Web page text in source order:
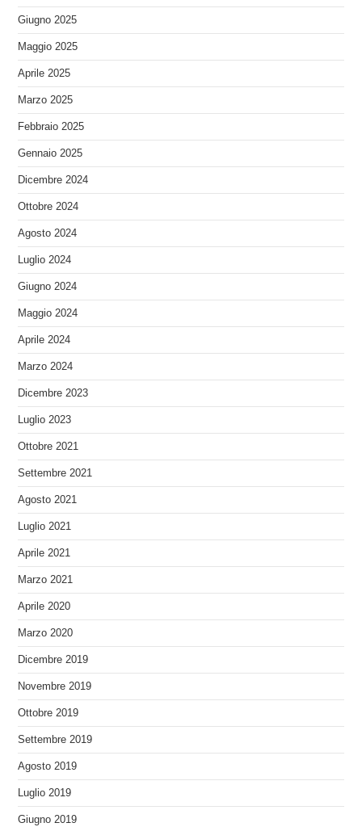
Giugno 2025
Maggio 2025
Aprile 2025
Marzo 2025
Febbraio 2025
Gennaio 2025
Dicembre 2024
Ottobre 2024
Agosto 2024
Luglio 2024
Giugno 2024
Maggio 2024
Aprile 2024
Marzo 2024
Dicembre 2023
Luglio 2023
Ottobre 2021
Settembre 2021
Agosto 2021
Luglio 2021
Aprile 2021
Marzo 2021
Aprile 2020
Marzo 2020
Dicembre 2019
Novembre 2019
Ottobre 2019
Settembre 2019
Agosto 2019
Luglio 2019
Giugno 2019